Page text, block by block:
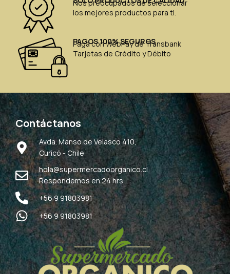
Nos preocupados de seleccionar
los mejores productos para ti.
PAGOS 100% SEGUROS
Paga con WebPay de Transbank
Tarjetas de Crédito y Débito
Contáctanos
Avda. Manso de Velasco 410,
Curicó - Chile
hola@supermercadoorganico.cl
Respondemos en 24 hrs
+56 9 91803981
+56 9 91803981